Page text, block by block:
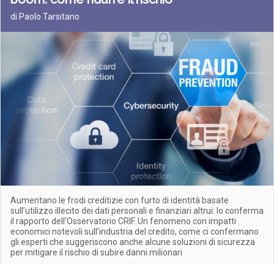
di Paolo Tarsitano
Aumentano le frodi creditizie con furto di identità basate
sull’utilizzo illecito dei dati personali e finanziari altrui: lo conferma
il rapporto dell’Osservatorio CRIF. Un fenomeno con impatti
economici notevoli sull’industria del credito, come ci confermano
gli esperti che suggeriscono anche alcune soluzioni di sicurezza
per mitigare il rischio di subire danni milionari